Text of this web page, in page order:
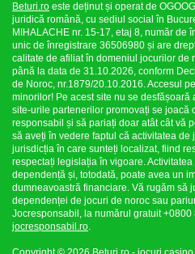
Beturi.ro este deținut și operat de
juridică română, cu sediul social în
MIHALACHE nr. 15-17, etaj 8, număr de
unic de înregistrare 36506980 și are
calitate de afiliat în domeniul jocurilor de
până la data de 31.10.2026, conform
de Noroc, nr.1879/20.10.2016. Accesul pe
minorilor! Pe acest site nu se
site-urile partenerilor promovați se joacă
responsabil și să pariați doar atât cât vă
să aveți în vedere faptul că activitatea
jurisdicția în care sunteți localizat, fiind
respectați legislația în vigoare.
dependență și, totodată, poate avea un
dumneavoastră financiare. Vă rugăm să
dependenței de jocuri de noroc sau
Jocresponsabil, la numărul gratuit +0800
jocresponsabil.ro.